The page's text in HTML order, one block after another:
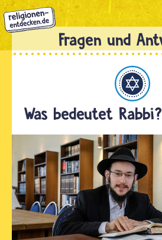
Direkt
zum
Inhalt
Was bedeutet Rabbi?